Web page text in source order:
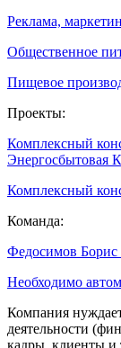
Реклама,
Общественное
Пищевое
Проекты:
Комплексный
Энергосбытовая
Комплексный
Команда:
Федосимов Борис
Необходимо
Компания
деятельности